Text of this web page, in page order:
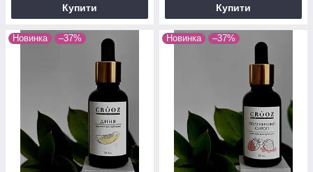
Купити Купити
Новинка –37% Новинка –37%